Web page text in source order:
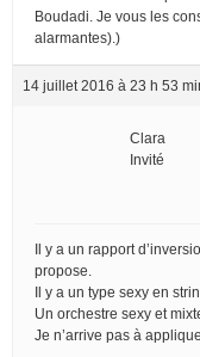
Boudadi. Je vous les
alarmantes).)
14 juillet 2016 à 23 h 53
Clara
Invité
Il y a un rapport
propose.
Il y a un type sexy en
Un orchestre sexy et
Je n’arrive pas à